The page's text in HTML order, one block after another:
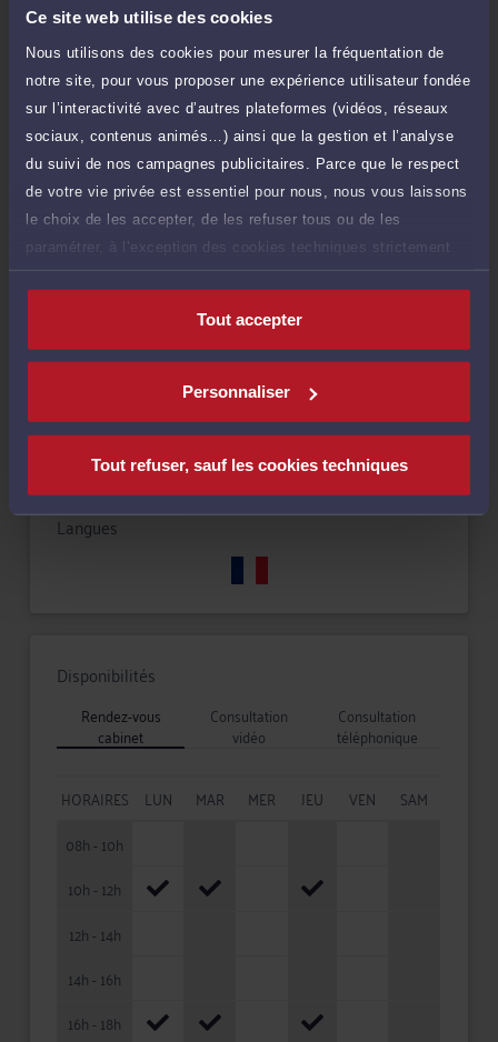
Ce site web utilise des cookies
Nous utilisons des cookies pour mesurer la fréquentation de
notre site, pour vous proposer une expérience utilisateur fondée
sur l’interactivité avec d’autres plateformes (vidéos, réseaux
sociaux, contenus animés…) ainsi que la gestion et l’analyse
du suivi de nos campagnes publicitaires. Parce que le respect
de votre vie privée est essentiel pour nous, nous vous laissons
le choix de les accepter, de les refuser tous ou de les
paramétrer, à l’exception des cookies techniques strictement
nécessaires au fonctionnement du site.
Tout accepter
Personnaliser
Tout refuser, sauf les cookies techniques
Durée : 30 min
Demander un rappel
Payer des honoraires ou une facture
Vous souhaitez payer une facture ou des
honoraires à l’avocat par Carte Bancaire.
Payer
Compétences
Droit immobilier
Langues
Disponibilités
Rendez-vous
cabinet
Consultation
vidéo
Consultation
téléphonique
HORAIRES LUN MAR MER JEU VEN
SAM
08h - 10h
10h - 12h
12h - 14h
14h - 16h
16h - 18h